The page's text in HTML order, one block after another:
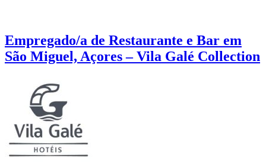
Empregado/a de Restaurante e Bar em
São Miguel, Açores – Vila Galé Collection